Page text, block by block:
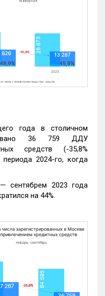
года в столичном
36 759 ДДУ
средств (-35,8%
периода 2024-го, когда
сентябрем 2023 года
на 44%.